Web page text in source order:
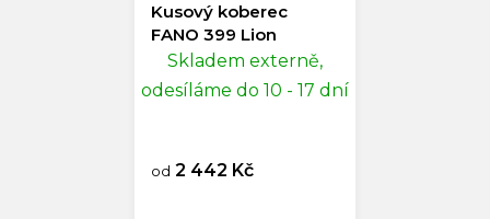
Kusový koberec
FANO 399 Lion
Skladem externě,
odesíláme do 10 - 17 dní
od 2 442 Kč